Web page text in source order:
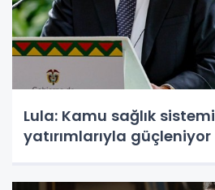
Lula: Kamu sağlık
yatırımlarıyla güçleniyor